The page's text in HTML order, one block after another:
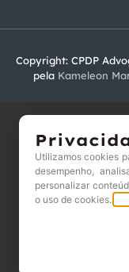
Copyright: CPDP
pela Kameleon
Utilizamos cookies
desempenho,
personalizar
o uso de cookies.